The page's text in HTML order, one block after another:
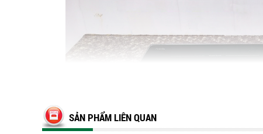
SẢN PHẨM LIÊN QUAN